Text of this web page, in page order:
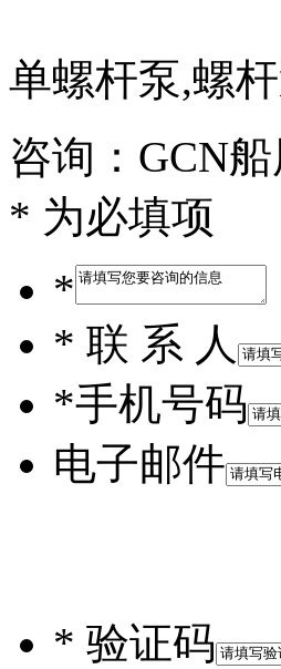
单螺杆泵,螺
咨询：GCN
* 为必填项
*
* 联 系 人
*手机号码
电子邮件
* 验证码